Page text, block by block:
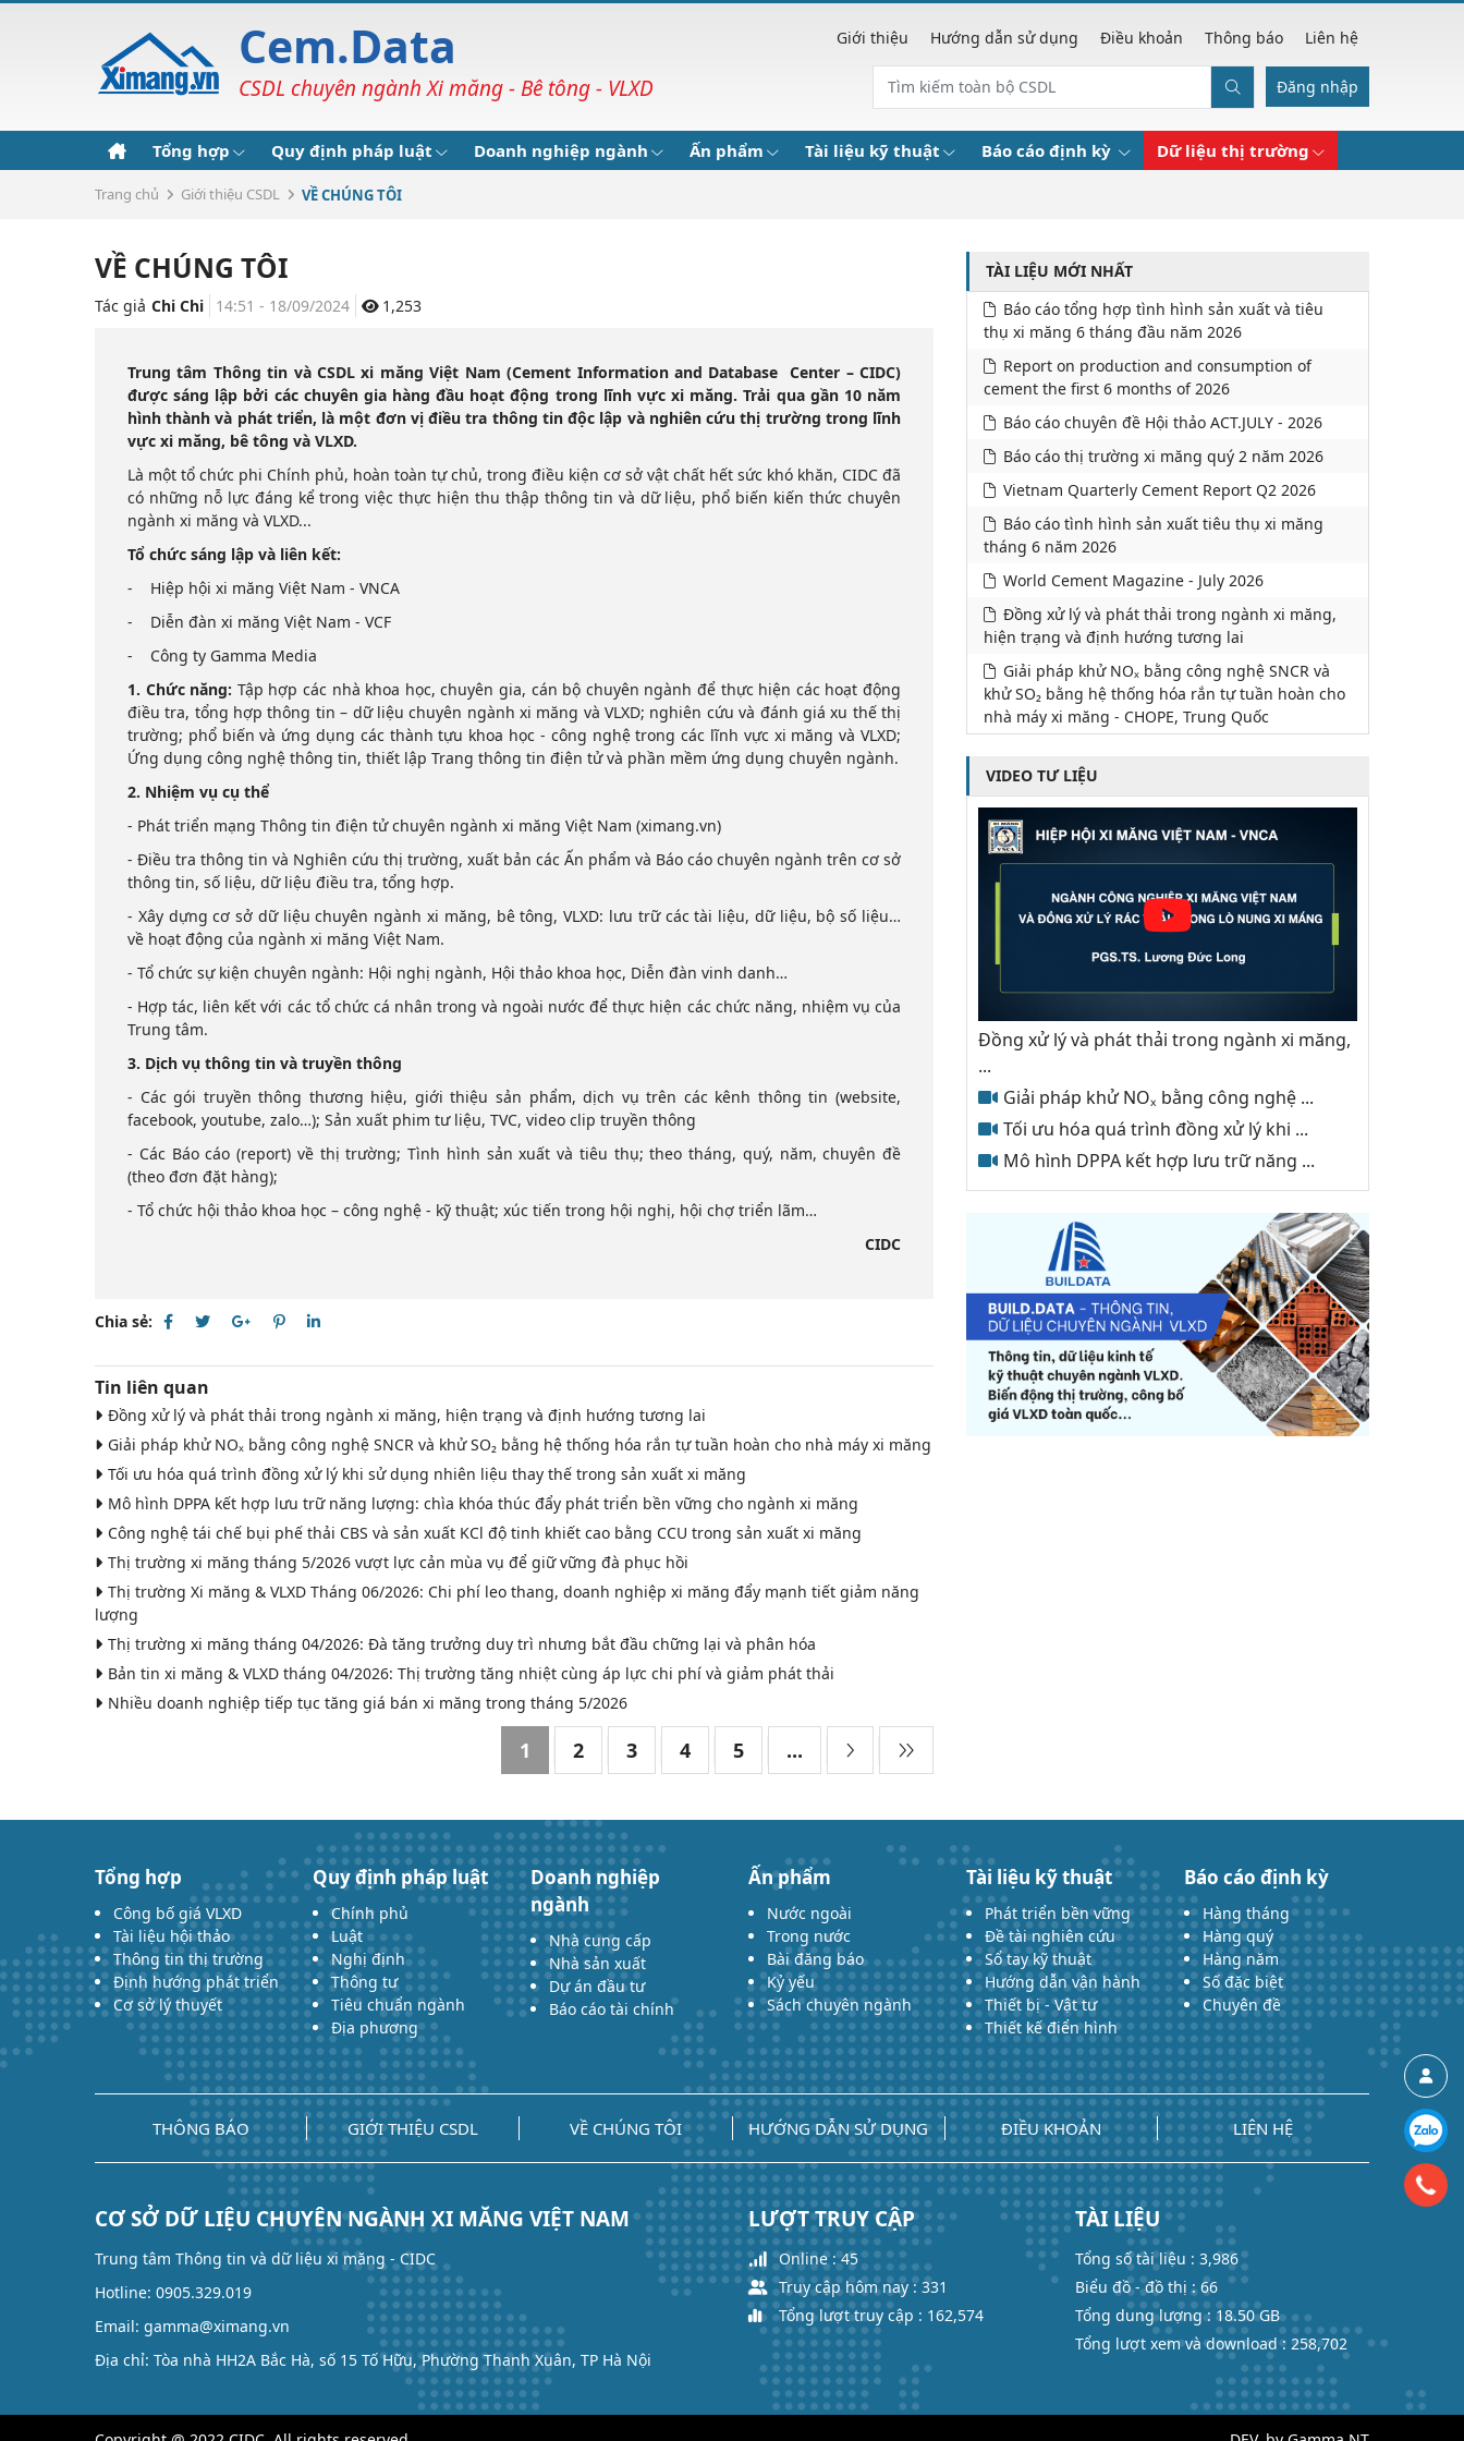
Cem.Data
CSDL chuyên ngành Xi măng - Bê tông - VLXD
Giới thiệu Hướng dẫn sử dụng Điều khoản Thông báo Liên hệ
Đăng nhập
Tổng hợp Quy định pháp luật Doanh nghiệp ngành Ấn phẩm Tài liệu kỹ thuật Báo cáo định kỳ Dữ liệu thị trường
Trang chủ Giới thiệu CSDL VỀ CHÚNG TÔI
VỀ CHÚNG TÔI
Tác giả Chi Chi 14:51 - 18/09/2024 1,253
Trung tâm Thông tin và CSDL xi măng Việt Nam (Cement Information and Database Center – CIDC)
được sáng lập bởi các chuyên gia hàng đầu hoạt động trong lĩnh vực xi măng. Trải qua gần 10 năm
hình thành và phát triển, là một đơn vị điều tra thông tin độc lập và nghiên cứu thị trường trong lĩnh
vực xi măng, bê tông và VLXD.
Là một tổ chức phi Chính phủ, hoàn toàn tự chủ, trong điều kiện cơ sở vật chất hết sức khó khăn, CIDC đã
có những nỗ lực đáng kể trong việc thực hiện thu thập thông tin và dữ liệu, phổ biến kiến thức chuyên
ngành xi măng và VLXD...
Tổ chức sáng lập và liên kết:
- Hiệp hội xi măng Việt Nam - VNCA
- Diễn đàn xi măng Việt Nam - VCF
- Công ty Gamma Media
1. Chức năng: Tập hợp các nhà khoa học, chuyên gia, cán bộ chuyên ngành để thực hiện các hoạt động
điều tra, tổng hợp thông tin – dữ liệu chuyên ngành xi măng và VLXD; nghiên cứu và đánh giá xu thế thị
trường; phổ biến và ứng dụng các thành tựu khoa học - công nghệ trong các lĩnh vực xi măng và VLXD;
Ứng dụng công nghệ thông tin, thiết lập Trang thông tin điện tử và phần mềm ứng dụng chuyên ngành.
2. Nhiệm vụ cụ thể
- Phát triển mạng Thông tin điện tử chuyên ngành xi măng Việt Nam (ximang.vn)
- Điều tra thông tin và Nghiên cứu thị trường, xuất bản các Ấn phẩm và Báo cáo chuyên ngành trên cơ sở
thông tin, số liệu, dữ liệu điều tra, tổng hợp.
- Xây dựng cơ sở dữ liệu chuyên ngành xi măng, bê tông, VLXD: lưu trữ các tài liệu, dữ liệu, bộ số liệu…
về hoạt động của ngành xi măng Việt Nam.
- Tổ chức sự kiện chuyên ngành: Hội nghị ngành, Hội thảo khoa học, Diễn đàn vinh danh…
- Hợp tác, liên kết với các tổ chức cá nhân trong và ngoài nước để thực hiện các chức năng, nhiệm vụ của
Trung tâm.
3. Dịch vụ thông tin và truyền thông
- Các gói truyền thông thương hiệu, giới thiệu sản phẩm, dịch vụ trên các kênh thông tin (website,
facebook, youtube, zalo…); Sản xuất phim tư liệu, TVC, video clip truyền thông
- Các Báo cáo (report) về thị trường; Tình hình sản xuất và tiêu thụ; theo tháng, quý, năm, chuyên đề
(theo đơn đặt hàng);
- Tổ chức hội thảo khoa học – công nghệ - kỹ thuật; xúc tiến trong hội nghị, hội chợ triển lãm…
CIDC
Chia sẻ:
Tin liên quan
Đồng xử lý và phát thải trong ngành xi măng, hiện trạng và định hướng tương lai
Giải pháp khử NOₓ bằng công nghệ SNCR và khử SO₂ bằng hệ thống hóa rắn tự tuần hoàn cho nhà máy xi măng
Tối ưu hóa quá trình đồng xử lý khi sử dụng nhiên liệu thay thế trong sản xuất xi măng
Mô hình DPPA kết hợp lưu trữ năng lượng: chìa khóa thúc đẩy phát triển bền vững cho ngành xi măng
Công nghệ tái chế bụi phế thải CBS và sản xuất KCl độ tinh khiết cao bằng CCU trong sản xuất xi măng
Thị trường xi măng tháng 5/2026 vượt lực cản mùa vụ để giữ vững đà phục hồi
Thị trường Xi măng & VLXD Tháng 06/2026: Chi phí leo thang, doanh nghiệp xi măng đẩy mạnh tiết giảm năng
lượng
Thị trường xi măng tháng 04/2026: Đà tăng trưởng duy trì nhưng bắt đầu chững lại và phân hóa
Bản tin xi măng & VLXD tháng 04/2026: Thị trường tăng nhiệt cùng áp lực chi phí và giảm phát thải
Nhiều doanh nghiệp tiếp tục tăng giá bán xi măng trong tháng 5/2026
1 2 3 4 5 ...
TÀI LIỆU MỚI NHẤT
Báo cáo tổng hợp tình hình sản xuất và tiêu
thụ xi măng 6 tháng đầu năm 2026
Report on production and consumption of
cement the first 6 months of 2026
Báo cáo chuyên đề Hội thảo ACT.JULY - 2026
Báo cáo thị trường xi măng quý 2 năm 2026
Vietnam Quarterly Cement Report Q2 2026
Báo cáo tình hình sản xuất tiêu thụ xi măng
tháng 6 năm 2026
World Cement Magazine - July 2026
Đồng xử lý và phát thải trong ngành xi măng,
hiện trạng và định hướng tương lai
Giải pháp khử NOₓ bằng công nghệ SNCR và
khử SO₂ bằng hệ thống hóa rắn tự tuần hoàn cho
nhà máy xi măng - CHOPE, Trung Quốc
VIDEO TƯ LIỆU
Đồng xử lý và phát thải trong ngành xi măng,
...
Giải pháp khử NOₓ bằng công nghệ ...
Tối ưu hóa quá trình đồng xử lý khi ...
Mô hình DPPA kết hợp lưu trữ năng ...
Tổng hợp
Công bố giá VLXD
Tài liệu hội thảo
Thông tin thị trường
Định hướng phát triển
Cơ sở lý thuyết
Quy định pháp luật
Chính phủ
Luật
Nghị định
Thông tư
Tiêu chuẩn ngành
Địa phương
Doanh nghiệp
ngành
Nhà cung cấp
Nhà sản xuất
Dự án đầu tư
Báo cáo tài chính
Ấn phẩm
Nước ngoài
Trong nước
Bài đăng báo
Kỷ yếu
Sách chuyên ngành
Tài liệu kỹ thuật
Phát triển bền vững
Đề tài nghiên cứu
Sổ tay kỹ thuật
Hướng dẫn vận hành
Thiết bị - Vật tư
Thiết kế điển hình
Báo cáo định kỳ
Hàng tháng
Hàng quý
Hàng năm
Số đặc biệt
Chuyên đề
THÔNG BÁO GIỚI THIỆU CSDL VỀ CHÚNG TÔI HƯỚNG DẪN SỬ DỤNG ĐIỀU KHOẢN LIÊN HỆ
CƠ SỞ DỮ LIỆU CHUYÊN NGÀNH XI MĂNG VIỆT NAM
Trung tâm Thông tin và dữ liệu xi măng - CIDC
Hotline: 0905.329.019
Email: gamma@ximang.vn
Địa chỉ: Tòa nhà HH2A Bắc Hà, số 15 Tố Hữu, Phường Thanh Xuân, TP Hà Nội
LƯỢT TRUY CẬP
Online : 45
Truy cập hôm nay : 331
Tổng lượt truy cập : 162,574
TÀI LIỆU
Tổng số tài liệu : 3,986
Biểu đồ - đồ thị : 66
Tổng dung lượng : 18.50 GB
Tổng lượt xem và download : 258,702